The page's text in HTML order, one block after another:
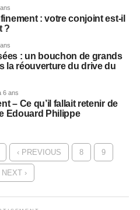
: votre conjoint est-il
?
: un bouchon de grands
la réouverture du drive du
6 ans
– Ce qu’il fallait retenir de
Edouard Philippe
‹ PREVIOUS 8 9
NEXT ›